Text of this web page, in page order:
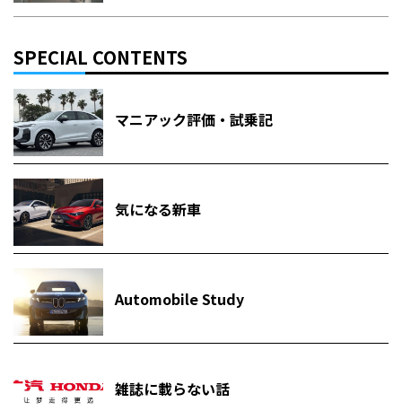
SPECIAL CONTENTS
マニアック評価・試乗記
気になる新車
Automobile Study
雑誌に載らない話